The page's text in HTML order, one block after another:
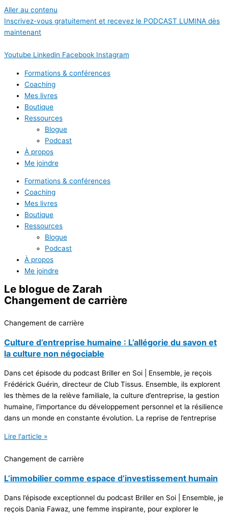
Aller au contenu
Inscrivez-vous gratuitement et recevez le PODCAST LUMINA dès
maintenant
Youtube Linkedin Facebook Instagram
Formations & conférences
Coaching
Mes livres
Boutique
Ressources
Blogue
Podcast
À propos
Me joindre
Formations & conférences
Coaching
Mes livres
Boutique
Ressources
Blogue
Podcast
À propos
Me joindre
Le blogue de Zarah
Changement de carrière
Changement de carrière
Culture d’entreprise humaine : L’allégorie du savon et
la culture non négociable
Dans cet épisode du podcast Briller en Soi | Ensemble, je reçois
Frédérick Guérin, directeur de Club Tissus. Ensemble, ils explorent
les thèmes de la relève familiale, la culture d’entreprise, la gestion
humaine, l’importance du développement personnel et la résilience
dans un monde en constante évolution. La reprise de l’entreprise
Lire l'article »
Changement de carrière
L’immobilier comme espace d’investissement humain
Dans l’épisode exceptionnel du podcast Briller en Soi | Ensemble, je
reçois Dania Fawaz, une femme inspirante, pour explorer le